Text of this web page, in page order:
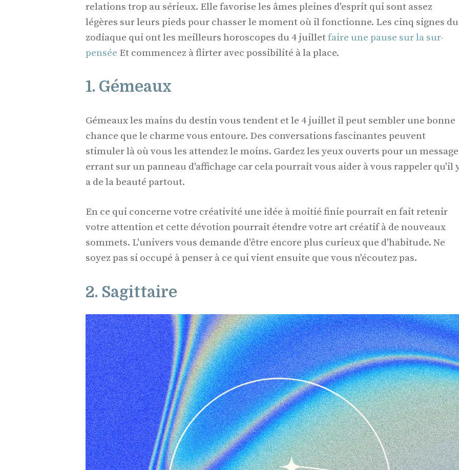
relations trop au sérieux. Elle favorise les âmes pleines d'esprit qui sont assez
légères sur leurs pieds pour chasser le moment où il fonctionne. Les cinq signes du
zodiaque qui ont les meilleurs horoscopes du 4 juilletfaire une pause sur la sur-
pensée Et commencez à flirter avec possibilité à la place.
1. Gémeaux
Gémeaux les mains du destin vous tendent et le 4 juillet il peut sembler une bonne
chance que le charme vous entoure. Des conversations fascinantes peuvent
stimuler là où vous les attendez le moins. Gardez les yeux ouverts pour un message
errant sur un panneau d'affichage car cela pourrait vous aider à vous rappeler qu'il
a de la beauté partout.
En ce qui concerne votre créativité une idée à moitié finie pourrait en fait retenir
votre attention et cette dévotion pourrait étendre votre art créatif à de nouveaux
sommets. L'univers vous demande d'être encore plus curieux que d'habitude. Ne
soyez pas si occupé à penser à ce qui vient ensuite que vous n'écoutez pas.
2. Sagittaire